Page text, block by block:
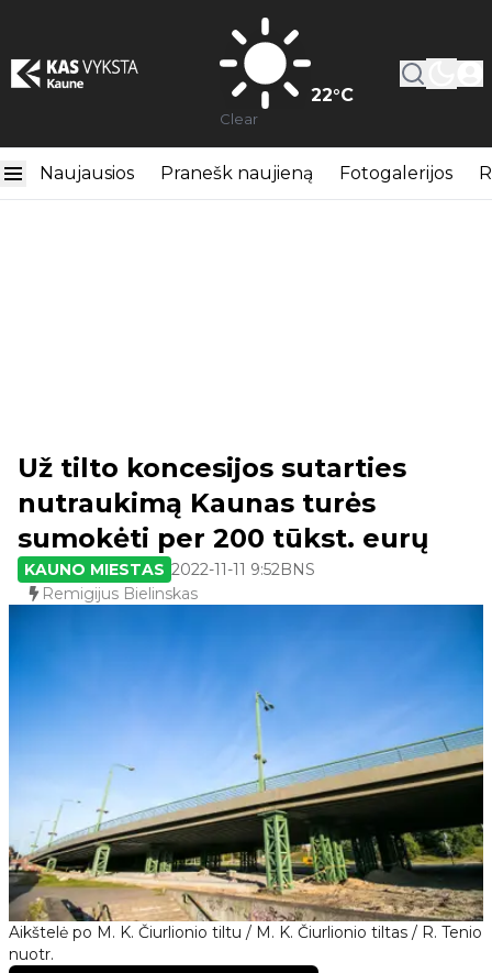
22°C
Clear
Naujausios Pranešk naujieną Fotogalerijos
Aikštelė po M. K. Čiurlionio tiltu / M. K. Čiurlionio tiltas / R. Tenio
nuotr.
Už tilto koncesijos sutarties
nutraukimą Kaunas turės
sumokėti per 200 tūkst. eurų
KAUNO MIESTAS 2022-11-11 9:52BNS
Remigijus Bielinskas